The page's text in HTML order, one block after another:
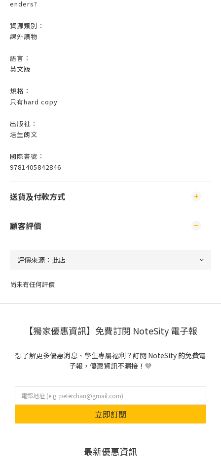
enders?
資源類別：
課外讀物
語言：
英文版
規格：
只有hard copy
出版社：
培生朗文
國際書號：
9781405842846
送貨及付款方式
顧客評價
尚未有任何評價
【獨家優惠資訊】免費訂閱 NoteSity 電子報
想了解更多優惠消息、學生專屬福利？訂閱 NoteSity 的免費電
子報，優惠資訊不漏接！💛
立即訂閱
最新優惠資訊